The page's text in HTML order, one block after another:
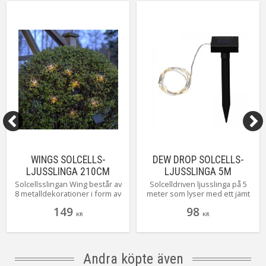
WINGS SOLCELLS-
LJUSSLINGA 210CM
BRONS
Solcellsslingan Wing består av
8 metalldekorationer i form av
charmig atmosfär i mörkret.
tänds när natten faller på, och
ljuspunkt ger slingan en total
längd på 210 cm. Paneldelen är
149 KR
DEW DROP SOLCELLS-
LJUSSLINGA 5M
SILVER/SVART
Solcelldriven ljusslinga på 5
meter som lyser med ett jämt
lysande tycker vi.
98 KR
Andra köpte även